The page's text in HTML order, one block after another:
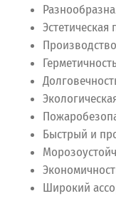
Эстетическая
Быстрый и
Широкий